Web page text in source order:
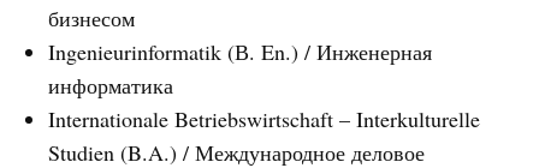
бизнесом
Ingenieurinformatik (В. En.) / Инженерная
информатика
Internationale Betriebswirtschaft – Interkulturelle
Studien (B.A.) / Международное деловое